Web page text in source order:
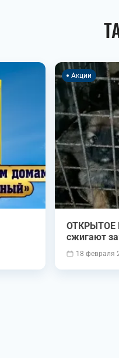
Акции
ОТКРЫТОЕ
сжигают
18 февраля